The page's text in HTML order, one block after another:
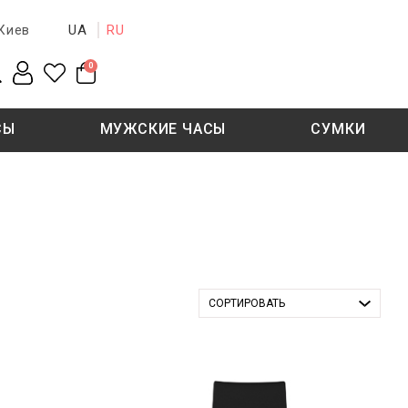
Киев UA RU
0
МУЖСКИЕ ЧАСЫ СУМКИ
СОРТИРОВАТЬ